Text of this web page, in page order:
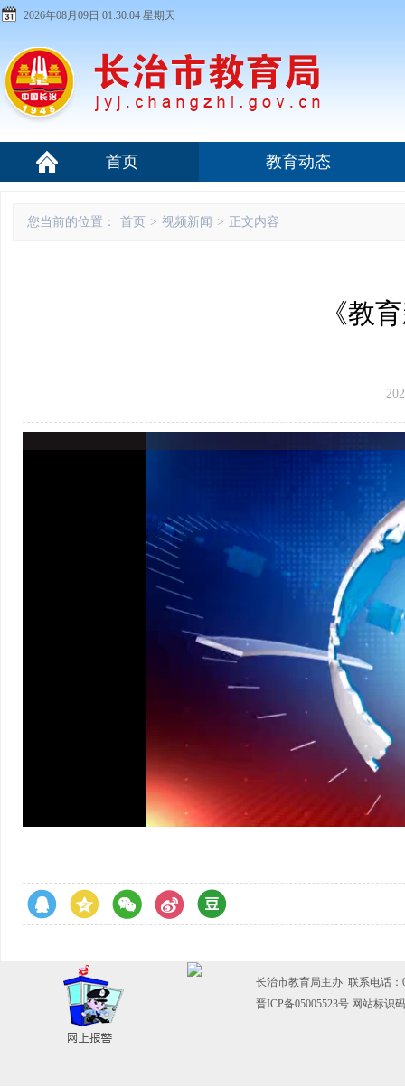
2026年08月09日 01:30:05 星期天
首页 教育动态
您当前的位置： 首页 > 视频新闻 > 正文内容
《教
长治市教育局主办 联系电话：
晋ICP备05005523号 网站标识